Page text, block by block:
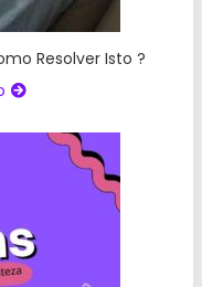
Resolver Isto ?